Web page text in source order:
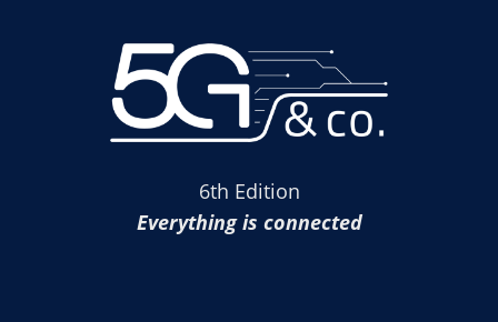
6th Edition
Everything is connected